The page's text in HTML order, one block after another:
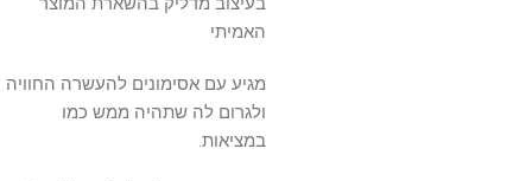
האמיתי
מגיע עם אסימונים להעשרה החוויה
ולגרום לה שתהיה ממש כמו
במציאות.